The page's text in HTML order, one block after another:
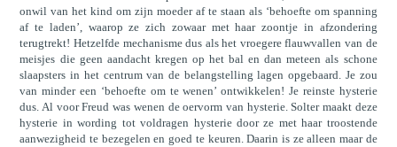
onwil van het kind om zijn moeder af te staan als ‘behoefte om spanning
af te laden’, waarop ze zich zowaar met haar zoontje in afzondering
terugtrekt! Hetzelfde mechanisme dus als het vroegere flauwvallen van de
meisjes die geen aandacht kregen op het bal en dan meteen als schone
slaapsters in het centrum van de belangstelling lagen opgebaard. Je zou
van minder een ‘behoefte om te wenen’ ontwikkelen! Je reinste hysterie
dus. Al voor Freud was wenen de oervorm van hysterie. Solter maakt deze
hysterie in wording tot voldragen hysterie door ze met haar troostende
aanwezigheid te bezegelen en goed te keuren. Daarin is ze alleen maar de